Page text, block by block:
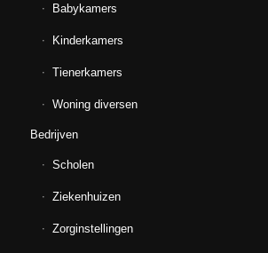
Babykamers
Kinderkamers
Tienerkamers
Woning diversen
Bedrijven
Scholen
Ziekenhuizen
Zorginstellingen